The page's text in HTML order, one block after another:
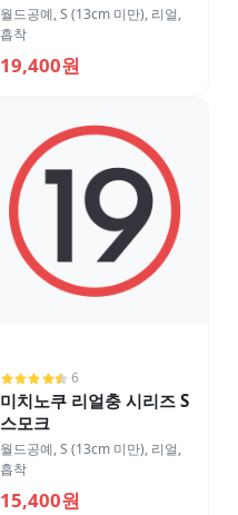
월드공예,S (13cm 미만), 리얼,
흡착
19,400원
6
미치노쿠 리얼충 시리즈 S
스모크
월드공예,S (13cm 미만), 리얼,
흡착
15,400원